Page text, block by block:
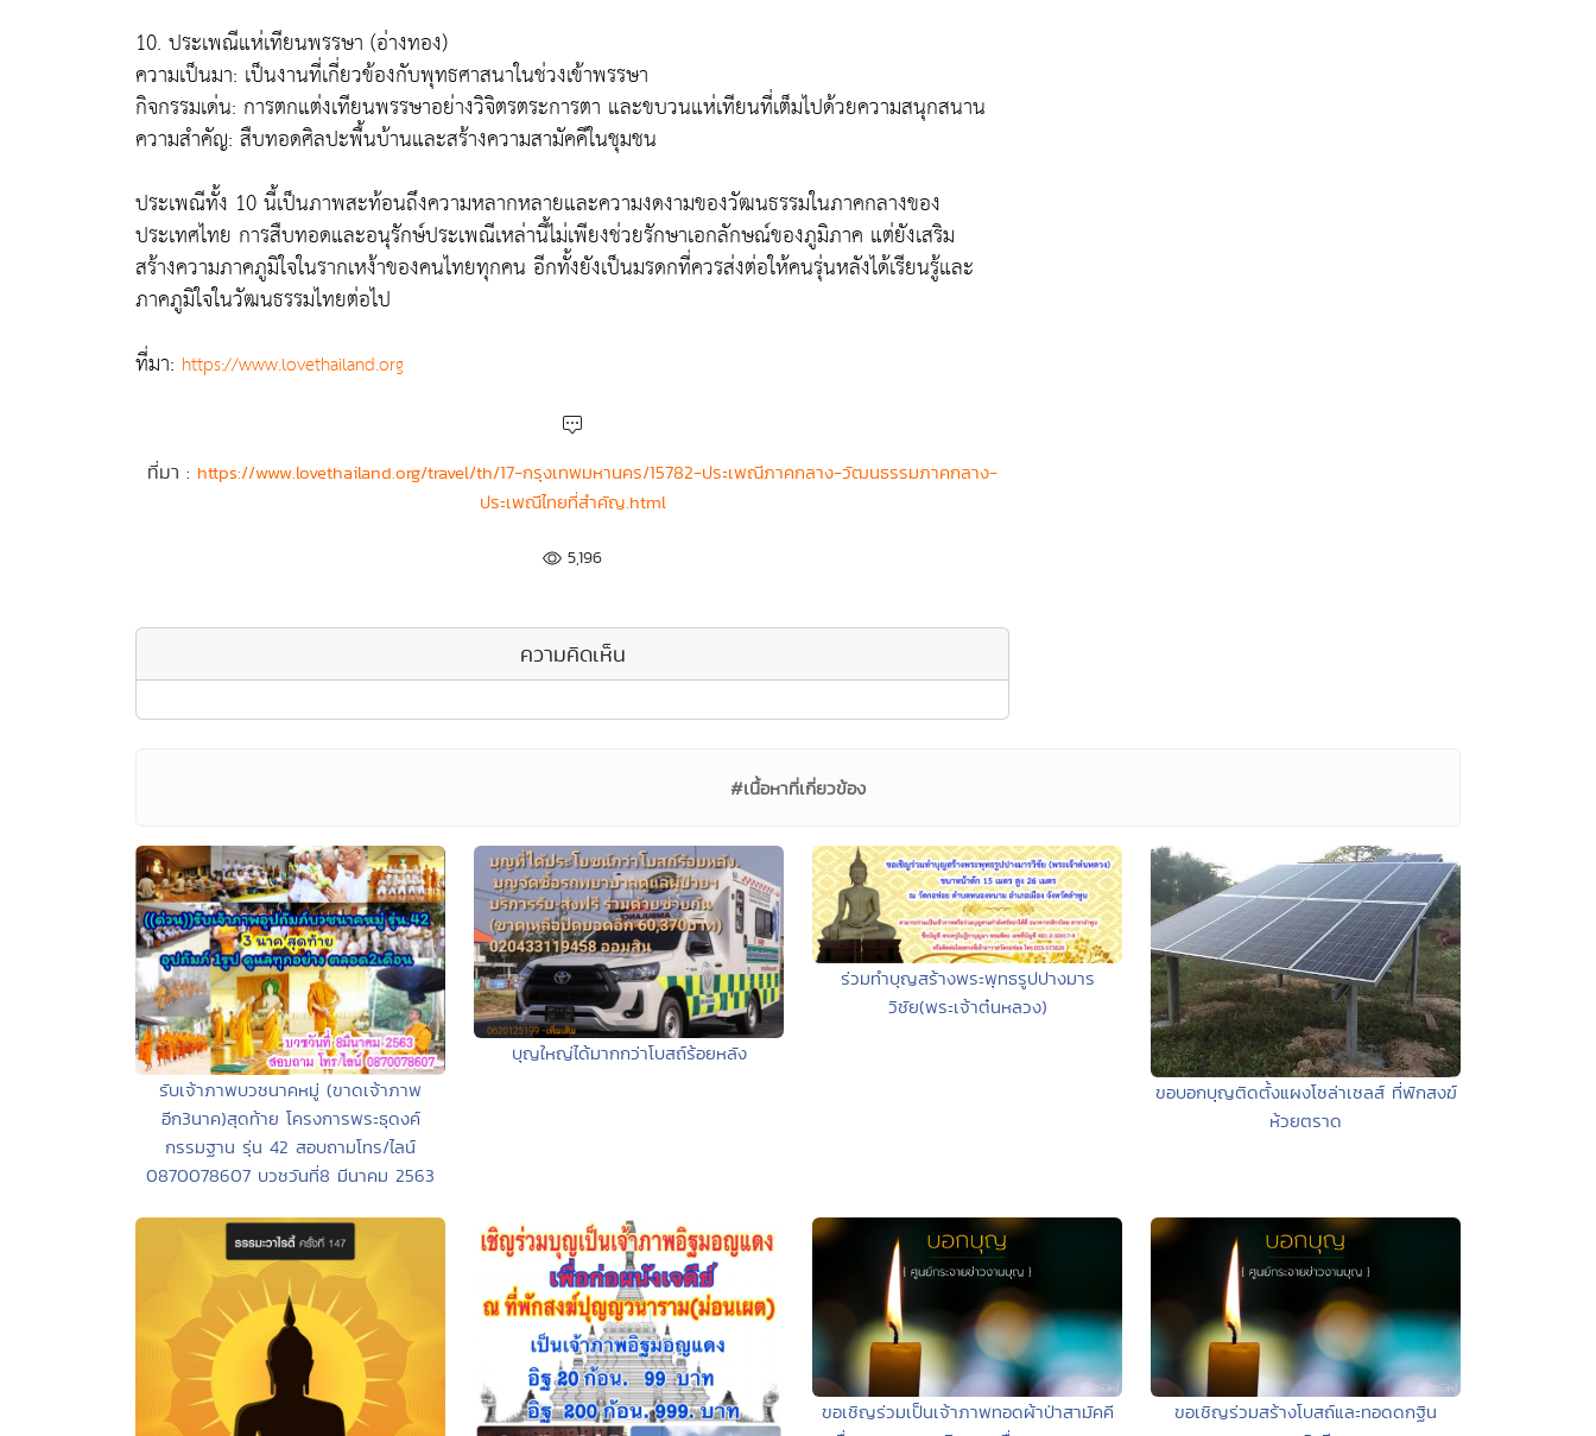
10. ประเพณีแห่เทียนพรรษา (อ่างทอง)
ความเป็นมา: เป็นงานที่เกี่ยวข้องกับพุทธศาสนาในช่วงเข้าพรรษา
กิจกรรมเด่น: การตกแต่งเทียนพรรษาอย่างวิจิตรตระการตา และขบวนแห่เทียนที่เต็มไปด้วยความสนุกสนาน
ความสำคัญ: สืบทอดศิลปะพื้นบ้านและสร้างความสามัคคีในชุมชน
ประเพณีทั้ง 10 นี้เป็นภาพสะท้อนถึงความหลากหลายและความงดงามของวัฒนธรรมในภาคกลางของ
ประเทศไทย การสืบทอดและอนุรักษ์ประเพณีเหล่านี้ไม่เพียงช่วยรักษาเอกลักษณ์ของภูมิภาค แต่ยังเสริม
สร้างความภาคภูมิใจในรากเหง้าของคนไทยทุกคน อีกทั้งยังเป็นมรดกที่ควรส่งต่อให้คนรุ่นหลังได้เรียนรู้และ
ภาคภูมิใจในวัฒนธรรมไทยต่อไป
ที่มา: https://www.lovethailand.org
ที่มา : https://www.lovethailand.org/travel/th/17-กรุงเทพมหานคร/15782-ประเพณีภาคกลาง-วัฒนธรรมภาคกลาง-
ประเพณีไทยที่สำคัญ.html
5,196
ความคิดเห็น
#เนื้อหาที่เกี่ยวข้อง
รับเจ้าภาพบวชนาคหมู่ (ขาดเจ้าภาพ
อีก3นาค)สุดท้าย โครงการพระธุดงค์
กรรมฐาน รุ่น 42 สอบถามโทร/ไลน์
0870078607 บวชวันที่8 มีนาคม 2563
บุญใหญ่ได้มากกว่าโบสถ์ร้อยหลัง
ร่วมทำบุญสร้างพระพุทธรูปปางมาร
วิชัย(พระเจ้าต๋นหลวง)
ขอบอกบุญติดตั้งแผงโซล่าเซลส์ ที่พักสงฆ์
ห้วยตราด
ขอเชิญร่วมเป็นเจ้าภาพทอดผ้าป่าสามัคคี
ขอเชิญร่วมสร้างโบสถ์และทอดดกฐิน